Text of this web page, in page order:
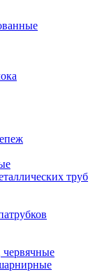
труб